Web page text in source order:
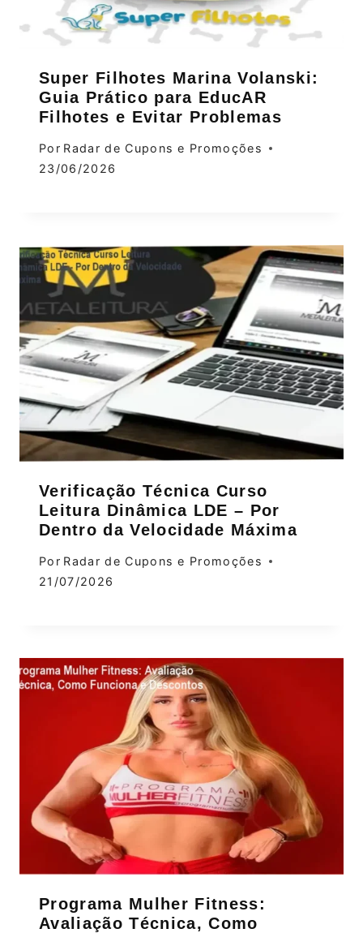
Super Filhotes Marina Volanski:
Guia Prático para EducAR
Filhotes e Evitar Problemas
Por Radar de Cupons e Promoções
23/06/2026
Verificação Técnica Curso
Leitura Dinâmica LDE – Por
Dentro da Velocidade Máxima
Por Radar de Cupons e Promoções
21/07/2026
Programa Mulher Fitness:
Avaliação Técnica, Como